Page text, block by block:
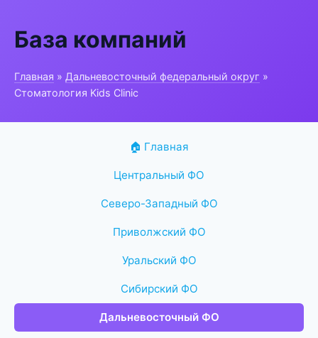
База компаний
Главная » Дальневосточный федеральный округ »
Стоматология Kids Clinic
🏠 Главная
Центральный ФО
Северо-Западный ФО
Приволжский ФО
Уральский ФО
Сибирский ФО
Дальневосточный ФО